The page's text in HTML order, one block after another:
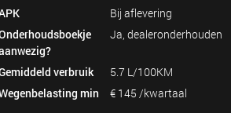
Bij aflevering
Ja, dealeronderhouden
verbruik
5.7 L/100KM
min
€ 145 /kwartaal